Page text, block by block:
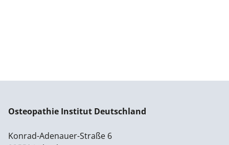
Osteopathie Institut Deutschland
Konrad-Adenauer-Straße 6